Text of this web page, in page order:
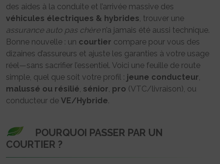
des aides à la conduite et l’arrivée massive des
véhicules électriques & hybrides, trouver une
assurance auto pas chèren’a jamais été aussi technique.
Bonne nouvelle : un courtier compare pour vous des
dizaines d’assureurs et ajuste les garanties à votre usage
réel—sans sacrifier l’essentiel. Voici une feuille de route
simple, quel que soit votre profil : jeune conducteur,
malussé ou résilié, sénior, pro (VTC/livraison), ou
conducteur de VE/Hybride.
POURQUOI PASSER PAR UN
COURTIER ?